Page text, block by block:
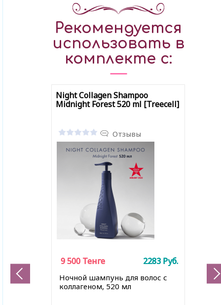
Рекомендуется
использовать в
комплекте с:
Night Collagen Shampoo
Midnight Forest 520 ml [Treecell]
Отзывы
Ночной шампунь для волос с
коллагеном, 520 мл
9 500 Тенге 2283 Руб.
9 500 Тенге 2283 Руб.